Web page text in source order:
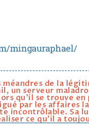
mingauraphael/
méandres de la
un serveur
qu'il se trouve
par les affaires
incontrôlable. Sa
ce qu'il a